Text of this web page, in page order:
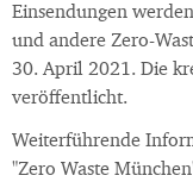
Einsendungen
und andere Zero-
30. April 2021. Die
veröffentlicht.
Weiterführende
"Zero Waste